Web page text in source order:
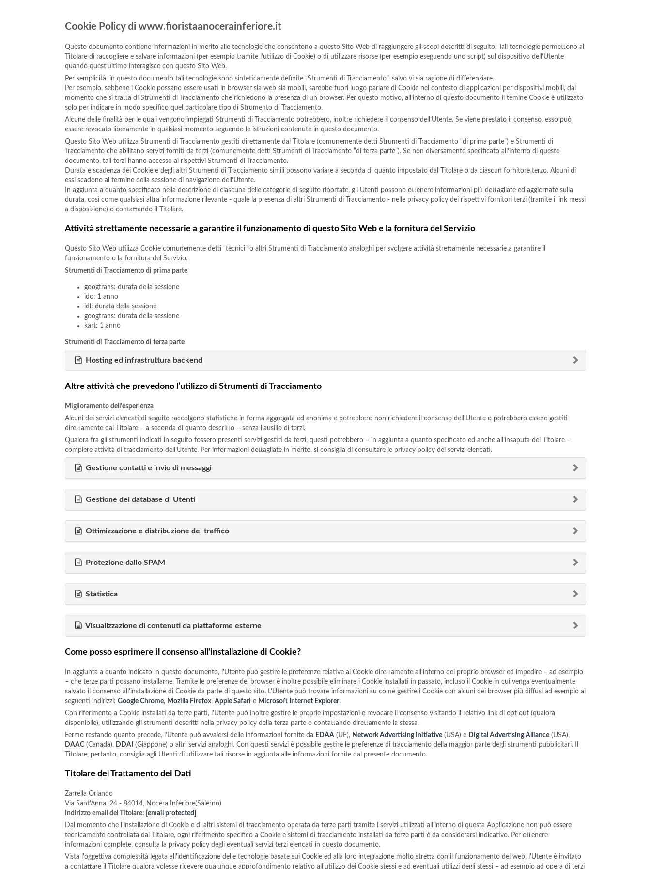
Cookie Policy di www.fioristaanocerainferiore.it
Questo documento contiene informazioni in merito alle tecnologie che consentono a questo Sito Web di raggiungere gli scopi descritti di seguito. Tali tecnologie permettono al
Titolare di raccogliere e salvare informazioni (per esempio tramite l’utilizzo di Cookie) o di utilizzare risorse (per esempio eseguendo uno script) sul dispositivo dell’Utente
quando quest’ultimo interagisce con questo Sito Web.
Per semplicità, in questo documento tali tecnologie sono sinteticamente definite “Strumenti di Tracciamento”, salvo vi sia ragione di differenziare.
Per esempio, sebbene i Cookie possano essere usati in browser sia web sia mobili, sarebbe fuori luogo parlare di Cookie nel contesto di applicazioni per dispositivi mobili, dal
momento che si tratta di Strumenti di Tracciamento che richiedono la presenza di un browser. Per questo motivo, all’interno di questo documento il temine Cookie è utilizzato
solo per indicare in modo specifico quel particolare tipo di Strumento di Tracciamento.
Alcune delle finalità per le quali vengono impiegati Strumenti di Tracciamento potrebbero, inoltre richiedere il consenso dell’Utente. Se viene prestato il consenso, esso può
essere revocato liberamente in qualsiasi momento seguendo le istruzioni contenute in questo documento.
Questo Sito Web utilizza Strumenti di Tracciamento gestiti direttamente dal Titolare (comunemente detti Strumenti di Tracciamento “di prima parte”) e Strumenti di
Tracciamento che abilitano servizi forniti da terzi (comunemente detti Strumenti di Tracciamento “di terza parte”). Se non diversamente specificato all’interno di questo
documento, tali terzi hanno accesso ai rispettivi Strumenti di Tracciamento.
Durata e scadenza dei Cookie e degli altri Strumenti di Tracciamento simili possono variare a seconda di quanto impostato dal Titolare o da ciascun fornitore terzo. Alcuni di
essi scadono al termine della sessione di navigazione dell’Utente.
In aggiunta a quanto specificato nella descrizione di ciascuna delle categorie di seguito riportate, gli Utenti possono ottenere informazioni più dettagliate ed aggiornate sulla
durata, così come qualsiasi altra informazione rilevante - quale la presenza di altri Strumenti di Tracciamento - nelle privacy policy dei rispettivi fornitori terzi (tramite i link messi
a disposizione) o contattando il Titolare.
Attività strettamente necessarie a garantire il funzionamento di questo Sito Web e la fornitura del Servizio
Questo Sito Web utilizza Cookie comunemente detti “tecnici” o altri Strumenti di Tracciamento analoghi per svolgere attività strettamente necessarie a garantire il
funzionamento o la fornitura del Servizio.
Strumenti di Tracciamento di prima parte
googtrans: durata della sessione
ido: 1 anno
idl: durata della sessione
googtrans: durata della sessione
kart: 1 anno
Strumenti di Tracciamento di terza parte
Hosting ed infrastruttura backend
Altre attività che prevedono l’utilizzo di Strumenti di Tracciamento
Miglioramento dell’esperienza
Alcuni dei servizi elencati di seguito raccolgono statistiche in forma aggregata ed anonima e potrebbero non richiedere il consenso dell'Utente o potrebbero essere gestiti
direttamente dal Titolare – a seconda di quanto descritto – senza l'ausilio di terzi.
Qualora fra gli strumenti indicati in seguito fossero presenti servizi gestiti da terzi, questi potrebbero – in aggiunta a quanto specificato ed anche all’insaputa del Titolare –
compiere attività di tracciamento dell’Utente. Per informazioni dettagliate in merito, si consiglia di consultare le privacy policy dei servizi elencati.
Gestione contatti e invio di messaggi
Gestione dei database di Utenti
Ottimizzazione e distribuzione del traffico
Protezione dallo SPAM
Statistica
Visualizzazione di contenuti da piattaforme esterne
Come posso esprimere il consenso all'installazione di Cookie?
In aggiunta a quanto indicato in questo documento, l'Utente può gestire le preferenze relative ai Cookie direttamente all'interno del proprio browser ed impedire – ad esempio
– che terze parti possano installarne. Tramite le preferenze del browser è inoltre possibile eliminare i Cookie installati in passato, incluso il Cookie in cui venga eventualmente
salvato il consenso all'installazione di Cookie da parte di questo sito. L'Utente può trovare informazioni su come gestire i Cookie con alcuni dei browser più diffusi ad esempio ai
seguenti indirizzi:Google Chrome, Mozilla Firefox,Apple Safari e Microsoft Internet Explorer.
Con riferimento a Cookie installati da terze parti, l'Utente può inoltre gestire le proprie impostazioni e revocare il consenso visitando il relativo link di opt out (qualora
disponibile), utilizzando gli strumenti descritti nella privacy policy della terza parte o contattando direttamente la stessa.
Fermo restando quanto precede, l’Utente può avvalersi delle informazioni fornite da EDAA (UE), Network Advertising Initiative (USA) e Digital Advertising Alliance (USA),
DAAC (Canada), DDAI (Giappone) o altri servizi analoghi. Con questi servizi è possibile gestire le preferenze di tracciamento della maggior parte degli strumenti pubblicitari. Il
Titolare, pertanto, consiglia agli Utenti di utilizzare tali risorse in aggiunta alle informazioni fornite dal presente documento.
Titolare del Trattamento dei Dati
Zarrella Orlando
Via Sant'Anna, 24 - 84014, Nocera Inferiore(Salerno)
Indirizzo email del Titolare: [email protected]
Dal momento che l'installazione di Cookie e di altri sistemi di tracciamento operata da terze parti tramite i servizi utilizzati all'interno di questa Applicazione non può essere
tecnicamente controllata dal Titolare, ogni riferimento specifico a Cookie e sistemi di tracciamento installati da terze parti è da considerarsi indicativo. Per ottenere
informazioni complete, consulta la privacy policy degli eventuali servizi terzi elencati in questo documento.
Vista l'oggettiva complessità legata all'identificazione delle tecnologie basate sui Cookie ed alla loro integrazione molto stretta con il funzionamento del web, l'Utente è invitato
a contattare il Titolare qualora volesse ricevere qualunque approfondimento relativo all'utilizzo dei Cookie stessi e ad eventuali utilizzi degli stessi – ad esempio ad opera di terzi